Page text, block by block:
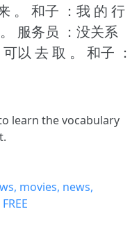
。
和子 ：我 的 行
服务员 ：没关系
以 去 取 。
和子 ：
learn the vocabulary